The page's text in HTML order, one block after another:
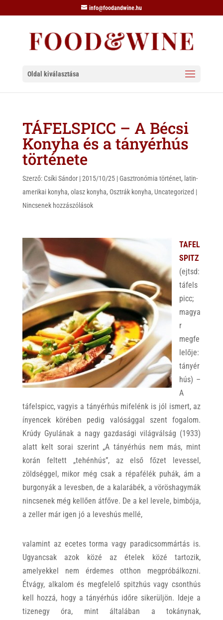
info@foodandwine.hu
Oldal kiválasztása
TÁFELSPICC – A Bécsi
Konyha és a tányérhús
története
Szerző: Csíki Sándor|2015/10/25|Gasztronómia történet, latin-
amerikai konyha, olasz konyha, Osztrák konyha, Uncategorized |
Nincsenek hozzászólások
TAFEL
SPITZ
(ejtsd:
táfels
picc;
magya
r
megfe
lelője:
tányér
hús) –
A
táfelspicc, vagyis a tányérhús mifelénk is jól ismert, az
ínyencek körében pedig valósággal szent fogalom.
Krúdy Gyulának a nagy gazdasági világválság (1933)
alatt kelt sorai szerint „A tányérhús nem más, mint
korán feltett „tehénhús”, az első főzet levessel,
zöldséggel, mikor még csak a répafélék puhák, ám a
burgonyák a levesben, de a kalarábék, a vöröshagymák
nincsenek még kellően átfőve. De a kel levele, bimbója,
a zeller már igen jó a leveshús mellé,
valamint az ecetes torma vagy paradicsommártás is.
Ugyancsak azok közé az ételek közé tartozik,
amelyekkel nem érdemes otthon megpróbálkozni.
Étvágy, alkalom és megfelelő spitzhús vagy csonthús
kell hozzá, hogy a tányérhús időre sikerüljön. Ideje a
tizenegy óra, mint általában a tokánynak,